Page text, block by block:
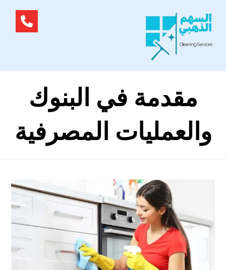
مقدمة في البنوك
والعمليات المصرفية